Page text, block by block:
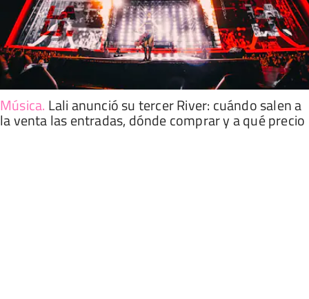
Música. Lali anunció su tercer River: cuándo salen a
la venta las entradas, dónde comprar y a qué precio